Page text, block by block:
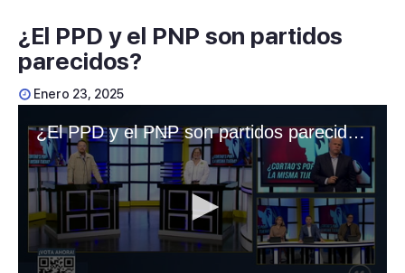
¿El PPD y el PNP son partidos
parecidos?
Enero 23, 2025
¿El PPD y el PNP son partidos parecidos?